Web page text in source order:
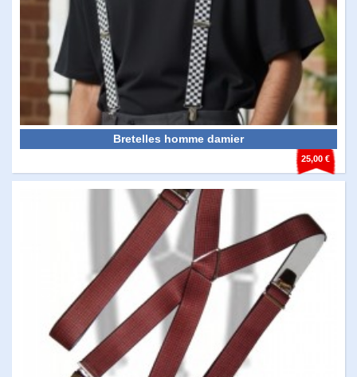
25,00 €
Bretelles homme damier